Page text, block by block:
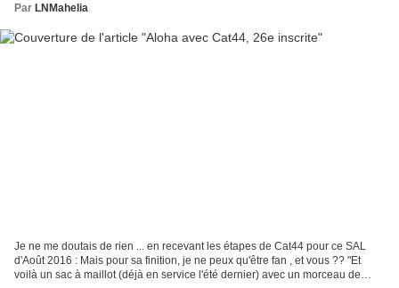
Par LNMahelia
Je ne me doutais de rien ... en recevant les étapes de Cat44 pour ce SAL
d'Août 2016 : Mais pour sa finition, je ne peux qu'être fan , et vous ?? "Et
voilà un sac à maillot (déjà en service l'été dernier) avec un morceau de